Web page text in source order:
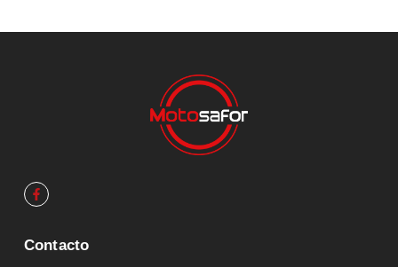
Contacto